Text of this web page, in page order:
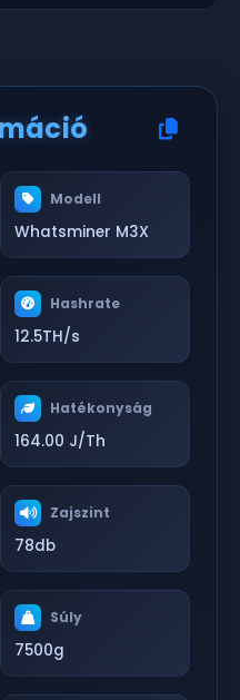
Modell
Whatsminer M3X
Hashrate
12.5TH/s
Hatékonyság
164.00 J/Th
Zajszint
78db
Súly
7500g